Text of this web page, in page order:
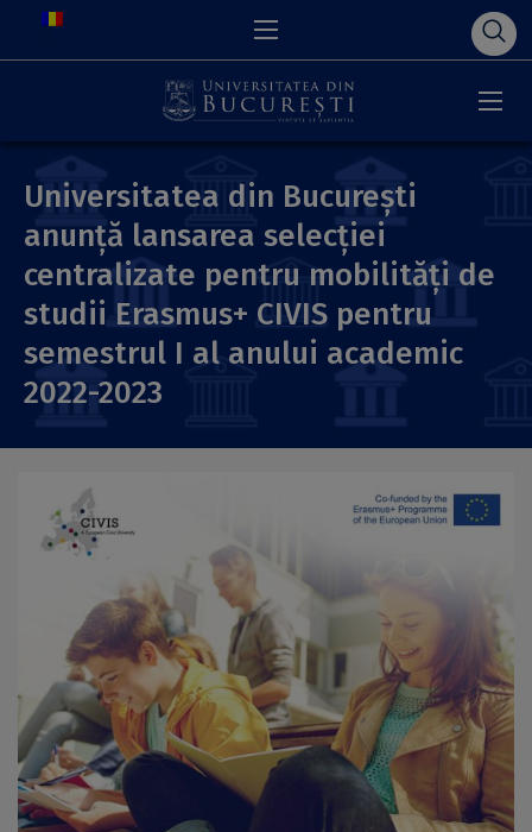
Universitatea din București
anunță lansarea selecției
centralizate pentru mobilități de
studii Erasmus+ CIVIS pentru
semestrul I al anului academic
2022-2023